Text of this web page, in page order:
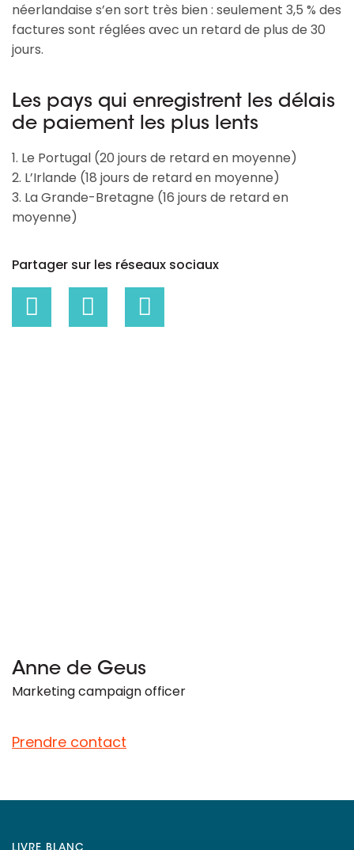
néerlandaise s’en sort très bien : seulement 3,5 % des
factures sont réglées avec un retard de plus de 30
jours.
Les pays qui enregistrent les délais
de paiement les plus lents
1. Le Portugal (20 jours de retard en moyenne)
2. L’Irlande (18 jours de retard en moyenne)
3. La Grande-Bretagne (16 jours de retard en
moyenne)
Partager sur les réseaux sociaux
Anne de Geus
Marketing campaign officer
Prendre contact
LIVRE BLANC